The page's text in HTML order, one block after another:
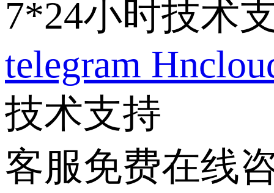
7*24小时技术
telegram
技术支持
客服免费在线